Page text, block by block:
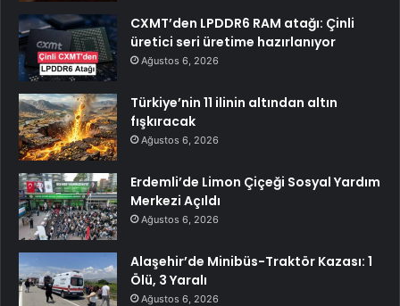
CXMT’den LPDDR6 RAM atağı: Çinli
üretici seri üretime hazırlanıyor
Ağustos 6, 2026
Türkiye’nin 11 ilinin altından altın
fışkıracak
Ağustos 6, 2026
Erdemli’de Limon Çiçeği Sosyal Yardım
Merkezi Açıldı
Ağustos 6, 2026
Alaşehir’de Minibüs-Traktör Kazası: 1
Ölü, 3 Yaralı
Ağustos 6, 2026